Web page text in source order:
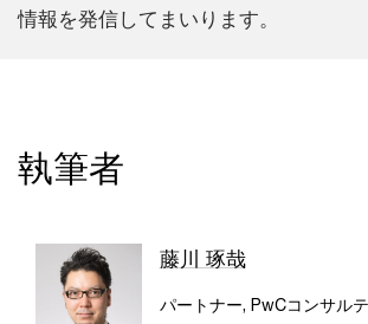
情報を発信してまいります。
執筆者
藤川 琢哉
パートナー, PwCコンサル